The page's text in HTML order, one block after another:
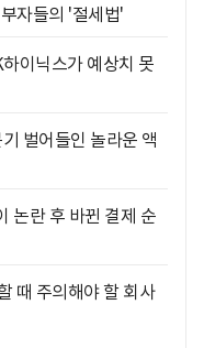
자들의 '절세법'
이닉스가 예상치 못
벌어들인 놀라운 액
논란 후 바뀐 결제 순
때 주의해야 할 회사